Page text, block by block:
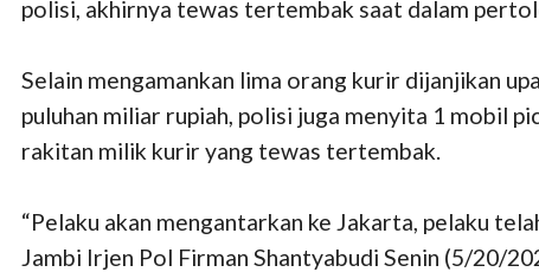
polisi, akhirnya tewas tertembak saat dalam
Selain mengamankan lima orang kurir dijanjikan
puluhan miliar rupiah, polisi juga menyita 1 mobil
rakitan milik kurir yang tewas tertembak.
“Pelaku akan mengantarkan ke Jakarta, pelaku
Jambi Irjen Pol Firman Shantyabudi Senin (5/20/